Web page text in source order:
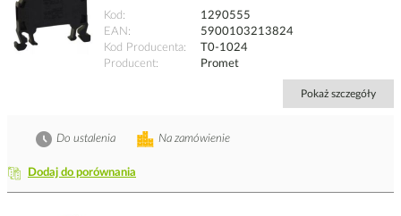
Kod
1290555
EAN
5900103213824
Kod Producenta
T0-1024
Producent
Promet
Pokaż szczegóły
Dodaj do porównania
Na zamówienie
Do ustalenia